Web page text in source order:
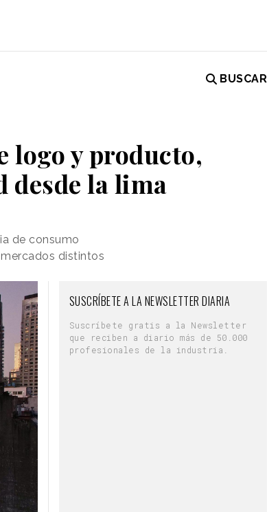
BUSCAR
logo y producto,
desde la lima
de consumo
distintos
SUSCRÍBETE A LA NEWSLETTER DIARIA
Suscríbete gratis a la Newsletter
que reciben a diario más de 50.000
profesionales de la industria.